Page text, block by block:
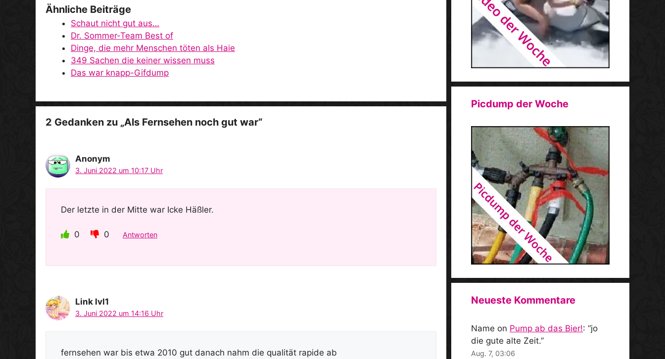
o
Ähnliche Beiträge
Schaut nicht gut aus…
Dr. Sommer-Team Best of
Dinge, die mehr Menschen töten als Haie
349 Sachen die keiner wissen muss
Das war knapp-Gifdump
2 Gedanken zu „Als Fernsehen noch gut war“
Anonym
3. Juni 2022 um 10:17 Uhr
Der letzte in der Mitte war Icke Häßler.
0 0 Antworten
Link lvl1
3. Juni 2022 um 14:16 Uhr
fernsehen war bis etwa 2010 gut danach nahm die qualität rapide ab
Picdump der Woche
Neueste Kommentare
Name on Pump ab das Bier!: “jo
die gute alte Zeit.”
Aug. 7, 03:06